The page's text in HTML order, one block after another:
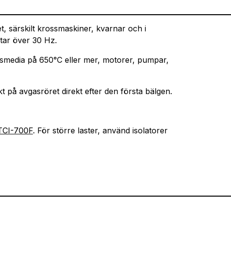
särskilt krossmaskiner, kvarnar och i
över 30 Hz.
på 650°C eller mer, motorer, pumpar,
på avgasröret direkt efter den första bälgen.
700F. För större laster, använd isolatorer